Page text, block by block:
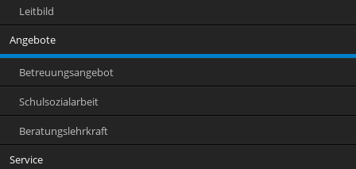
Leitbild
Angebote
Betreuungsangebot
Schulsozialarbeit
Beratungslehrkraft
Service